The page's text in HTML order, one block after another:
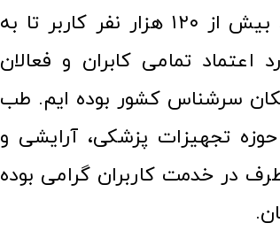
عرصه کالا و لوازم پزشکی توانسته مورد اعتماد بیش از ۱۲۰ هزار نفر کاربر تا به
اعتماد تمامی کابران و فعالان
سرشناس کشور بوده ایم. طب
تجهیزات پزشکی، آرایشی و
در خدمت کاربران گرامی بوده